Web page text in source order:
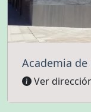
Academia
Ver